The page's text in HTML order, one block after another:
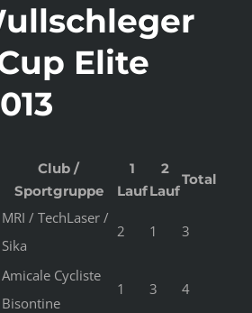
Elite
Club /
Sportgruppe
1
Lauf
2
Lauf
Total
MRI / TechLaser /
Sika
2 1 3
Amicale Cycliste
Bisontine
1 3 4